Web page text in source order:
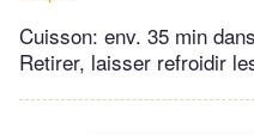
Cuisson: env. 35 min
Retirer, laisser refroidir